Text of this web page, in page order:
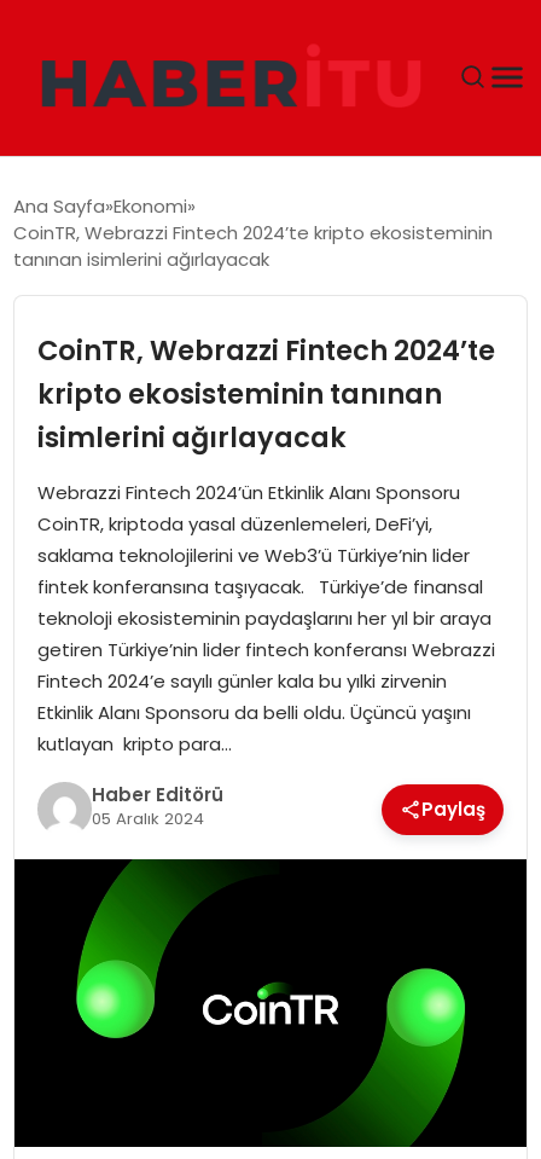
DÜNYA
TEKNOLOJI
EĞITIM
MAGAZIN
SPOR
YAŞAM
Ana Sayfa Ekonomi
CoinTR, Webrazzi Fintech 2024’te kripto ekosisteminin
tanınan isimlerini ağırlayacak
CoinTR, Webrazzi Fintech 2024’te
kripto ekosisteminin tanınan
isimlerini ağırlayacak
Webrazzi Fintech 2024’ün Etkinlik Alanı Sponsoru
CoinTR, kriptoda yasal düzenlemeleri, DeFi’yi,
saklama teknolojilerini ve Web3’ü Türkiye’nin lider
fintek konferansına taşıyacak. Türkiye’de finansal
teknoloji ekosisteminin paydaşlarını her yıl bir araya
getiren Türkiye’nin lider fintech konferansı Webrazzi
Fintech 2024’e sayılı günler kala bu yılki zirvenin
Etkinlik Alanı Sponsoru da belli oldu. Üçüncü yaşını
kutlayan kripto para…
Haber Editörü
05 Aralık 2024 Paylaş